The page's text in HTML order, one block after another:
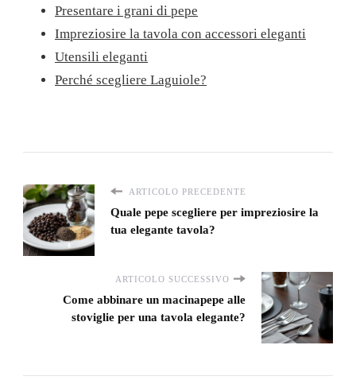
Presentare i grani di pepe
Impreziosire la tavola con accessori eleganti
Utensili eleganti
Perché scegliere Laguiole?
ARTICOLO PRECEDENTE
Quale pepe scegliere per impreziosire la
tua elegante tavola?
ARTICOLO SUCCESSIVO
Come abbinare un macinapepe alle
stoviglie per una tavola elegante?